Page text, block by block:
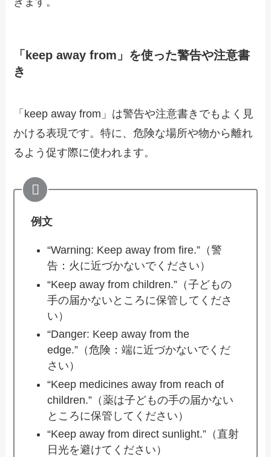
「keep away from」を使った警告や注意書
き
「keep away from」は警告や注意書きでもよく見
かける表現です。特に、危険な場所や物から離れ
るよう促す際に使われます。
例文
“Warning: Keep away from fire.”（警
告：火に近づかないでください）
“Keep away from children.”（子どもの
手の届かないところに保管してくださ
い）
“Danger: Keep away from the
edge.”（危険：端に近づかないでくだ
さい）
“Keep medicines away from reach of
children.”（薬は子どもの手の届かない
ところに保管してください）
“Keep away from direct sunlight.”（直射
日光を避けてください）